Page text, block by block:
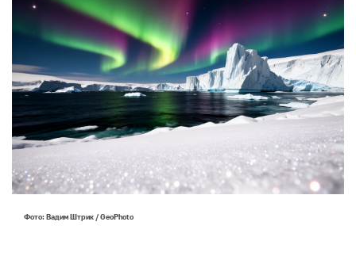
Фото: Вадим Штрик / GeoPhoto